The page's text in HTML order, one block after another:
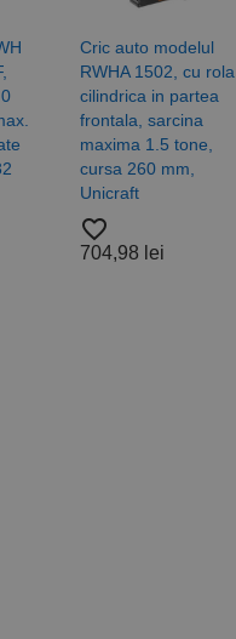
Cric auto modelul
RWHA 1502, cu rola
cilindrica in partea
frontala, sarcina
maxima 1.5 tone,
cursa 260 mm,
Unicraft
favorite_border
704,98 lei
atribuirea unui
fiecare solicitare
vizitatori,
starea sesiunii.
parte sau de un